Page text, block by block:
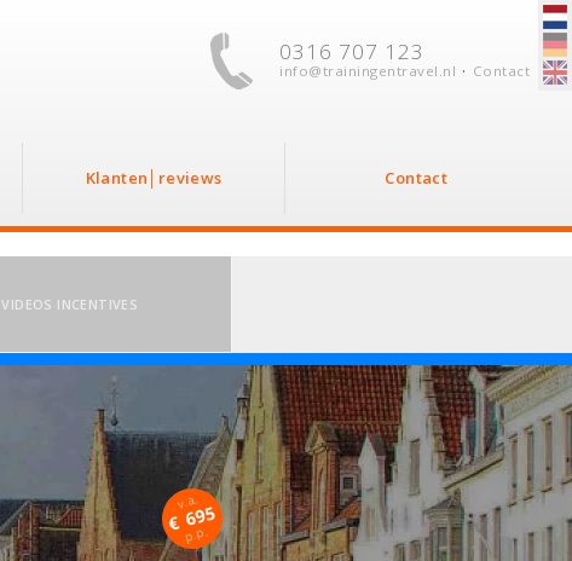
0316 707 123
info@trainingentravel.nl · Contact
Klanten│reviews Contact
VIDEOS INCENTIVES
v.a.
€ 695
p.p.